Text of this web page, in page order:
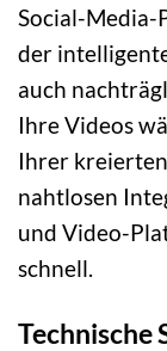
Social-Media-
der
auch
Ihre Videos
Ihrer
nahtlosen
und Video-
schnell.
Technische